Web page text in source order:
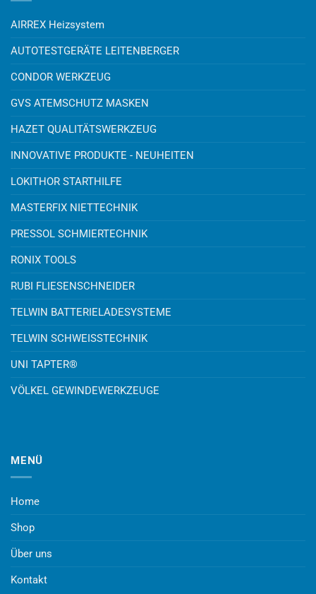
AIRREX Heizsystem
AUTOTESTGERÄTE LEITENBERGER
CONDOR WERKZEUG
GVS ATEMSCHUTZ MASKEN
HAZET QUALITÄTSWERKZEUG
INNOVATIVE PRODUKTE - NEUHEITEN
LOKITHOR STARTHILFE
MASTERFIX NIETTECHNIK
PRESSOL SCHMIERTECHNIK
RONIX TOOLS
RUBI FLIESENSCHNEIDER
TELWIN BATTERIELADESYSTEME
TELWIN SCHWEISSTECHNIK
UNI TAPTER®
VÖLKEL GEWINDEWERKZEUGE
MENÜ
Home
Shop
Über uns
Kontakt